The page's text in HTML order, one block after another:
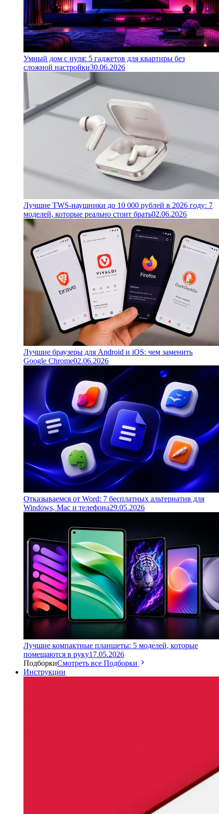
Умный дом с нуля: 5 гаджетов для квартиры без
сложной настройки30.06.2026
Лучшие TWS-наушники до 10 000 рублей в 2026 году: 7
моделей, которые реально стоит брать02.06.2026
Лучшие браузеры для Android и iOS: чем заменить
Google Chrome02.06.2026
Отказываемся от Word: 7 бесплатных альтернатив для
Windows, Mac и телефона29.05.2026
Лучшие компактные планшеты: 5 моделей, которые
помещаются в руку17.05.2026
ПодборкиСмотреть все Подборки
Инструкции